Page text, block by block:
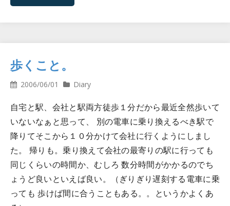
歩くこと。
2006/06/01 Diary
自宅と駅、会社と駅両方徒歩１分だから最近全然歩いて
いないなぁと思って、 別の電車に乗り換えるべき駅で
降りてそこから１０分かけて会社に行くようにしまし
た。 帰りも。乗り換えて会社の最寄りの駅に行っても
同じくらいの時間か、むしろ 数分時間がかかるのでち
ょうど良いといえば良い。（ぎりぎり遅刻する電車に乗
っても 歩けば間に合うこともある。。というかよくあ